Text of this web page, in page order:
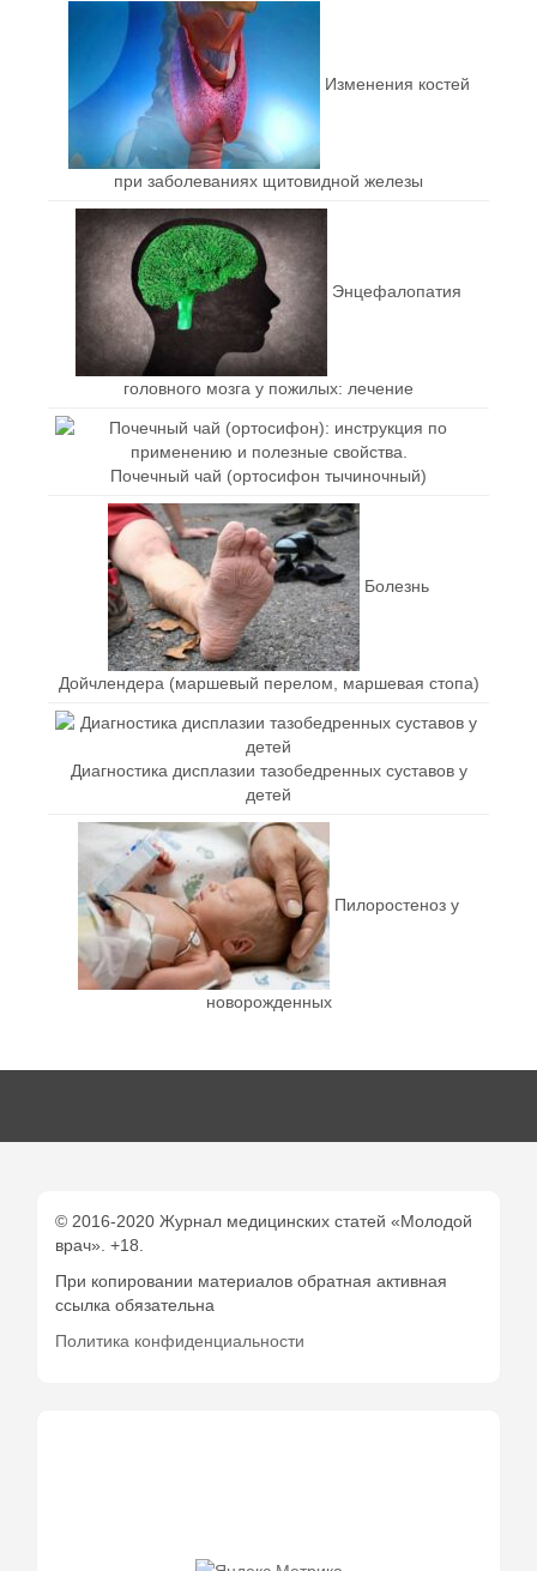
Изменения костей
при заболеваниях щитовидной железы
Энцефалопатия
головного мозга у пожилых: лечение
Почечный чай (ортосифон тычиночный)
Болезнь
Дойчлендера (маршевый перелом, маршевая стопа)
Диагностика дисплазии тазобедренных суставов у
детей
Пилоростеноз у
новорожденных
© 2016-2020 Журнал медицинских статей «Молодой
врач». +18.
При копировании материалов обратная активная
ссылка обязательна
Политика конфиденциальности